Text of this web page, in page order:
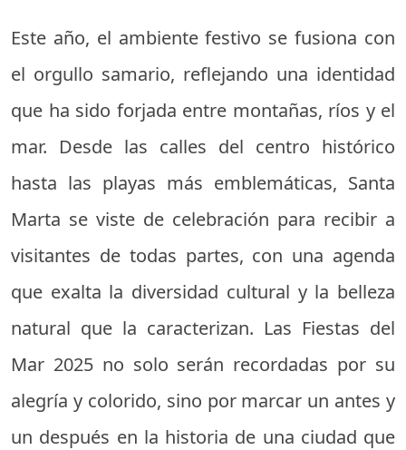
Este año, el ambiente festivo se fusiona con
el orgullo samario, reflejando una identidad
que ha sido forjada entre montañas, ríos y el
mar. Desde las calles del centro histórico
hasta las playas más emblemáticas, Santa
Marta se viste de celebración para recibir a
visitantes de todas partes, con una agenda
que exalta la diversidad cultural y la belleza
natural que la caracterizan. Las Fiestas del
Mar 2025 no solo serán recordadas por su
alegría y colorido, sino por marcar un antes y
un después en la historia de una ciudad que